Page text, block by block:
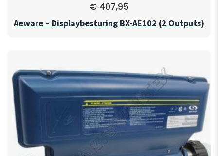
€407,95
Aeware – Displaybesturing BX-AE102 (2 Outputs)